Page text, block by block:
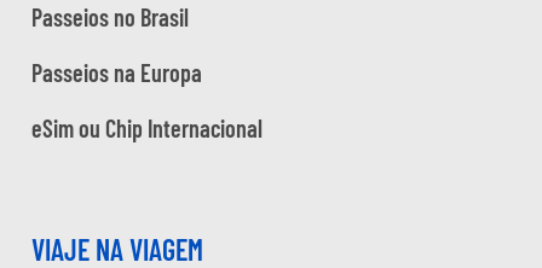
Passeios no Brasil
Passeios na Europa
eSim ou Chip Internacional
VIAJE NA VIAGEM